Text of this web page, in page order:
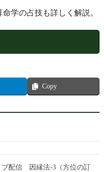
学の占技も詳しく解説。
Copy
ブ配信 因縁法-3（方位の訂